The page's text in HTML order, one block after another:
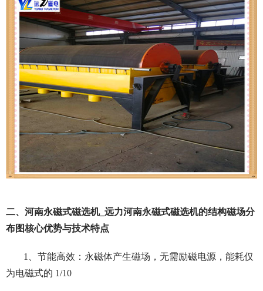
二、河南永磁式磁选机_远力河南永磁式磁选机的结构磁场分
布图核心优势与技术特点
1、节能高效：永磁体产生磁场，无需励磁电源，能耗仅
为电磁式的 1/10